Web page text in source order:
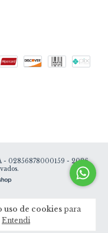
uso de cookies para
Entendi
- 02856878000159 - 2026.